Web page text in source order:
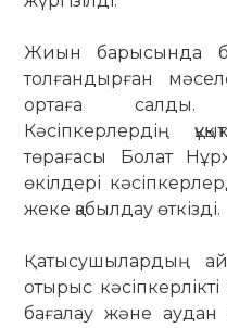
Жиын барысында
толғандырған
ортаға салды.
Кәсіпкерлердің
төрағасы Болат
өкілдері
жеке қабылдау өткізді.
Қатысушылардың
отырыс кәсіпкерлікті
бағалау және аудан